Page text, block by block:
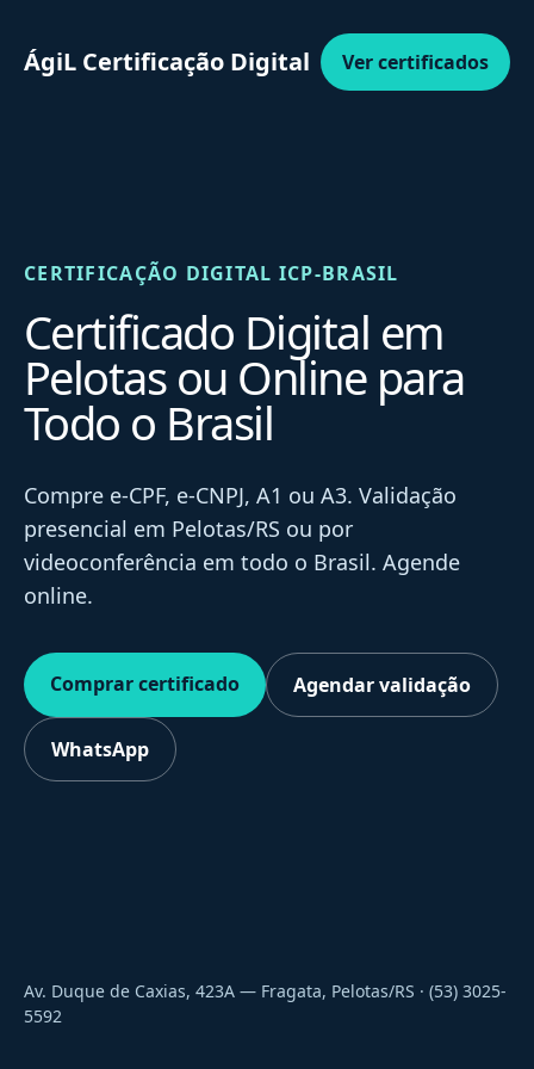
ÁgiL Certificação Digital Ver certificados
CERTIFICAÇÃO DIGITAL ICP-BRASIL
Certificado Digital em
Pelotas ou Online para
Todo o Brasil
Compre e-CPF, e-CNPJ, A1 ou A3. Validação
presencial em Pelotas/RS ou por
videoconferência em todo o Brasil. Agende
online.
Comprar certificado Agendar validação
WhatsApp
Av. Duque de Caxias, 423A — Fragata, Pelotas/RS · (53) 3025-
5592